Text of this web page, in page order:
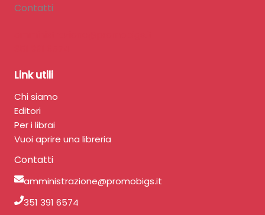
Contatti
Link utili
Chi siamo
Editori
Per i librai
Vuoi aprire una libreria
Contatti
amministrazione@promobigs.it
351 391 6574